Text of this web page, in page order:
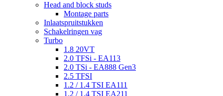
Head and block studs
Montage parts
Inlaatspruitstukken
Schakelringen vag
Turbo
1.8 20VT
2.0 TFSi - EA113
2.0 TSi - EA888 Gen3
2.5 TFSI
1.2 / 1.4 TSI EA111
1.2 / 1.4 TSI EA211